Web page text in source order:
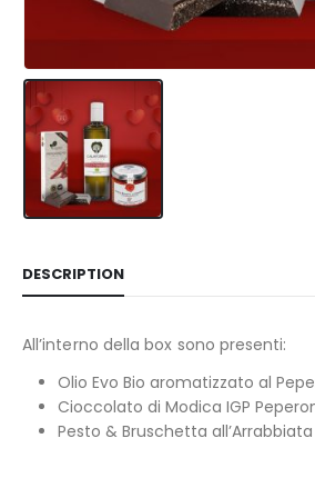
DESCRIPTION
All’interno della box sono presenti:
Olio Evo Bio aromatizzato al
Cioccolato di Modica IGP
Pesto & Bruschetta